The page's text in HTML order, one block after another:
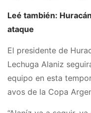
Leé también:
ataque
El presidente de
Lechuga Alaniz
equipo en esta
avos de la Copa